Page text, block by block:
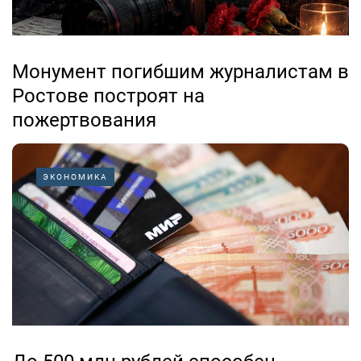
Монумент погибшим журналистам в
Ростове построят на
пожертвования
04.08.2026
Профессия журналиста на войне — это всегда выбор
между собственной безопасностью и правдой.
История донской журналистики знает немало имен
тех, кто не вернулся с полей и оставался верным
своему долгу до последнего вздоха. От Елены
Ширман, расстрелянной фашистами в 1942...
ЭКОНОМИКА